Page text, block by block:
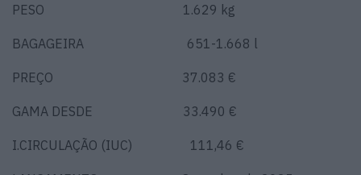
PESO 1.629 kg
BAGAGEIRA 651-1.668 l
PREÇO 37.083 €
GAMA DESDE 33.490 €
I.CIRCULAÇÃO (IUC) 111,46 €